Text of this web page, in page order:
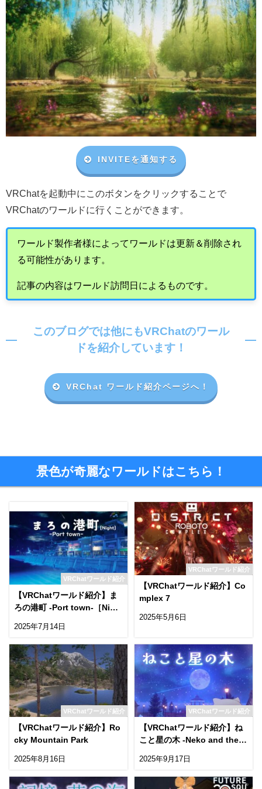
INVITEを通知する
VRChatを起動中にこのボタンをクリックすることで
VRChatのワールドに行くことができます。
ワールド製作者様によってワールドは更新＆削除され
る可能性があります。
記事の内容はワールド訪問日によるものです。
このブログでは他にもVRChatのワール
ドを紹介しています！
VRChat ワールド紹介ページへ！
景色が奇麗なワールドはこちら！
VRChatワールド紹介
【VRChatワールド紹介】ま
ろの港町 -Port town-［Nigh
2025年7月14日
VRChatワールド紹介
【VRChatワールド紹介】Co
mplex 7
2025年5月6日
VRChatワールド紹介
【VRChatワールド紹介】Ro
cky Mountain Park
2025年8月16日
VRChatワールド紹介
【VRChatワールド紹介】ね
こと星の木 -Neko and the S
2025年9月17日